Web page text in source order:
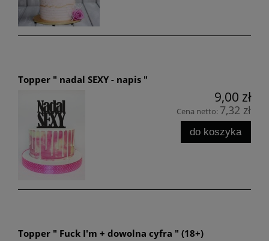
Topper " nadal SEXY - napis "
9,00 zł
Cena netto: 7,32 zł
do koszyka
Topper " Fuck I'm + dowolna cyfra " (18+)